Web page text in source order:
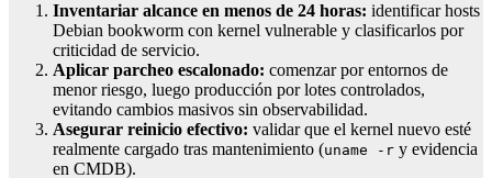
Inventariar alcance en menos de 24 horas: identificar hosts
Debian bookworm con kernel vulnerable y clasificarlos por
criticidad de servicio.
Aplicar parcheo escalonado: comenzar por entornos de
menor riesgo, luego producción por lotes controlados,
evitando cambios masivos sin observabilidad.
Asegurar reinicio efectivo: validar que el kernel nuevo esté
realmente cargado tras mantenimiento (uname -r y evidencia
en CMDB).